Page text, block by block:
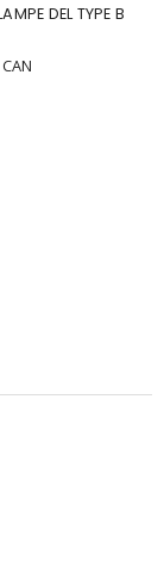
DEL TYPE B